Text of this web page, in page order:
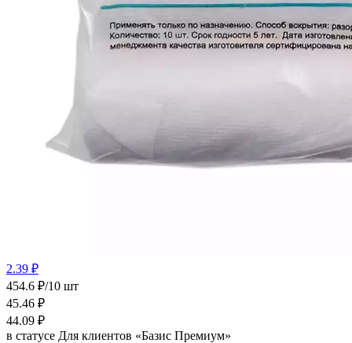
2.39 ₽
454.6 ₽/10 шт
45.46 ₽
44.09 ₽
в статусе Для клиентов «Базис Премиум»